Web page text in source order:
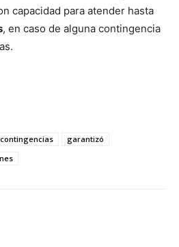
capacidad para atender hasta
, en caso de alguna contingencia
contingencias
garantizó